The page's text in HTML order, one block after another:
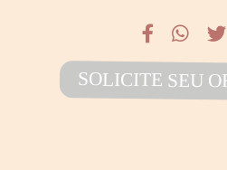
SOLICITE SEU